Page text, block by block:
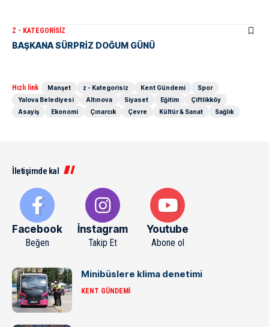
Z - KATEGORISIZ
BAŞKANA SÜRPRİZ DOĞUM GÜNÜ
Hızlı link Manşet z - Kategorisiz Kent Gündemi
Spor
Yalova Belediyesi
Altınova Siyaset Eğitim
Çiftlikköy
Asayiş
Ekonomi Çınarcık Çevre Kültür & Sanat Sağlık
İletişimde kal
Facebook
Beğen
İnstagram
Takip Et
Youtube
Abone ol
Minibüslere klima denetimi
KENT GÜNDEMI